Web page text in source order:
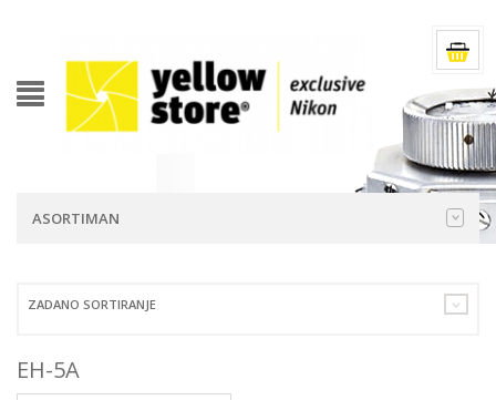
ASORTIMAN
ZADANO SORTIRANJE
EH-5A